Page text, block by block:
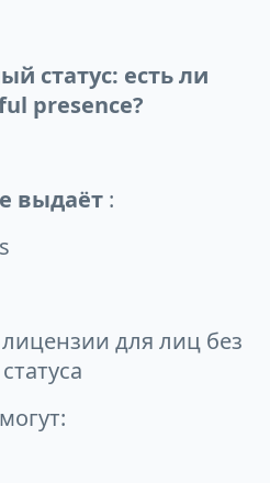
статус: есть ли
presence?
выдаёт :
для лиц без